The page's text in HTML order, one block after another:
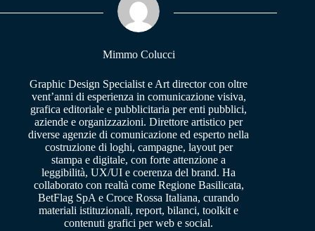
pp m
Mimmo Colucci
Graphic Design Specialist e Art director con oltre
vent’anni di esperienza in comunicazione visiva,
grafica editoriale e pubblicitaria per enti pubblici,
aziende e organizzazioni. Direttore artistico per
diverse agenzie di comunicazione ed esperto nella
costruzione di loghi, campagne, layout per
stampa e digitale, con forte attenzione a
leggibilità, UX/UI e coerenza del brand. Ha
collaborato con realtà come Regione Basilicata,
BetFlag SpA e Croce Rossa Italiana, curando
materiali istituzionali, report, bilanci, toolkit e
contenuti grafici per web e social.